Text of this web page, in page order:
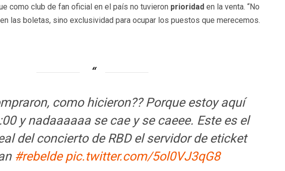
como club de fan oficial en el país no tuvieron prioridad en la venta. “No
las boletas, sino exclusividad para ocupar los puestos que merecemos.
como hicieron?? Porque estoy aquí
y nadaaaaaa se cae y se caeee. Este es el
del concierto de RBD el servidor de eticket
#rebelde pic.twitter.com/5ol0VJ3qG8